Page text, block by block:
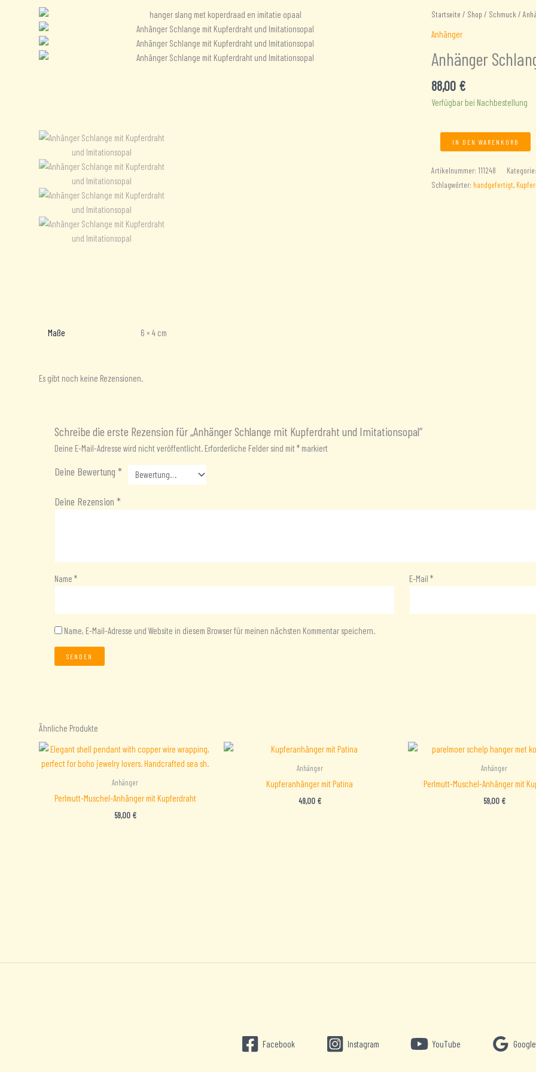
Startseite / Shop / Schmuck /
Anhänger
Anhänger
88,00 €
Verfügbar bei Nachbestellung
Anhänger
Schlange
mit
Kupferdraht
IN DEN WARENKORB
Artikelnummer: 111248 Kategorie:
Schlagwörter: handgefertigt,
Maße 6 × 4 cm
Es gibt noch keine Rezensionen.
Schreibe die erste Rezension für „Anhänger Schlange mit Kupferdraht und Imitationsopal“
Deine E-Mail-Adresse wird nicht veröffentlicht. Erforderliche Felder sind mit* markiert
Deine Bewertung*
Deine Rezension*
Name* E-Mail *
Name, E-Mail-Adresse und Website in diesem Browser für meinen nächsten Kommentar speichern.
Ähnliche Produkte
Anhänger
Perlmutt-Muschel-Anhänger mit Kupferdraht
59,00 €
Anhänger
Kupferanhänger mit Patina
49,00 €
Anhänger
Perlmutt-Muschel-Anhänger mit
59,00 €
Facebook Instagram YouTube